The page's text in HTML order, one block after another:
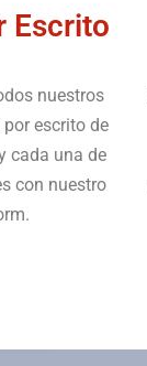
Escrito
nuestros
escrito de
cada una de
con nuestro